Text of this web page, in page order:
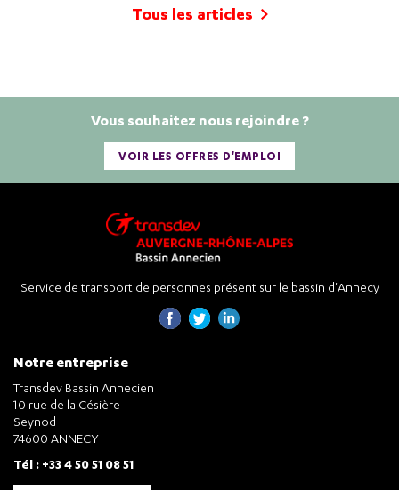
Tous les articles
Vous souhaitez nous rejoindre ?
VOIR LES OFFRES D'EMPLOI
Service de transport de personnes présent sur le bassin d'Annecy
Notre entreprise
Transdev Bassin Annecien
10 rue de la Césière
Seynod
74600 ANNECY
Tél : +33 4 50 51 08 51